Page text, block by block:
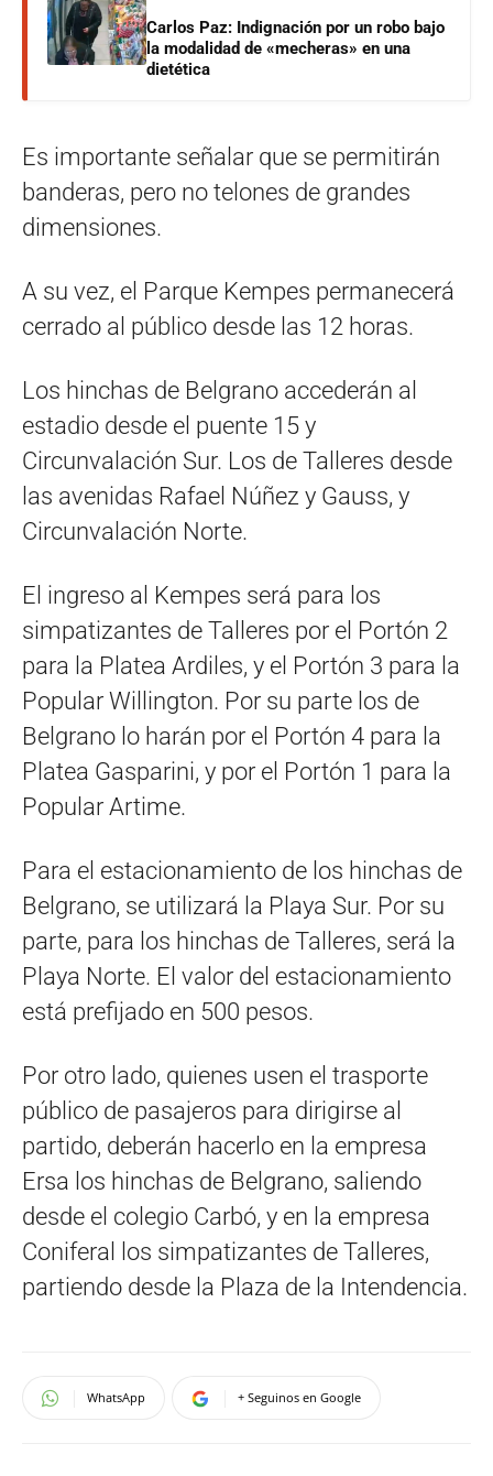
Carlos Paz: Indignación por un robo bajo
la modalidad de «mecheras» en una
dietética
Es importante señalar que se permitirán
banderas, pero no telones de grandes
dimensiones.
A su vez, el Parque Kempes permanecerá
cerrado al público desde las 12 horas.
Los hinchas de Belgrano accederán al
estadio desde el puente 15 y
Circunvalación Sur. Los de Talleres desde
las avenidas Rafael Núñez y Gauss, y
Circunvalación Norte.
El ingreso al Kempes será para los
simpatizantes de Talleres por el Portón 2
para la Platea Ardiles, y el Portón 3 para la
Popular Willington. Por su parte los de
Belgrano lo harán por el Portón 4 para la
Platea Gasparini, y por el Portón 1 para la
Popular Artime.
Para el estacionamiento de los hinchas de
Belgrano, se utilizará la Playa Sur. Por su
parte, para los hinchas de Talleres, será la
Playa Norte. El valor del estacionamiento
está prefijado en 500 pesos.
Por otro lado, quienes usen el trasporte
público de pasajeros para dirigirse al
partido, deberán hacerlo en la empresa
Ersa los hinchas de Belgrano, saliendo
desde el colegio Carbó, y en la empresa
Coniferal los simpatizantes de Talleres,
partiendo desde la Plaza de la Intendencia.
WhatsApp + Seguinos en Google